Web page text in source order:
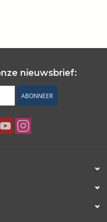
nieuwsbrief:
ABONNEER